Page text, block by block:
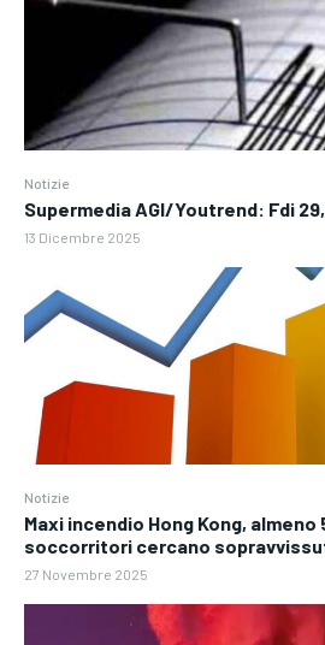
Notizie
Supermedia AGI/Youtrend: Fdi
13 Dicembre 2025
Notizie
Maxi incendio Hong Kong, almeno
soccorritori cercano
27 Novembre 2025